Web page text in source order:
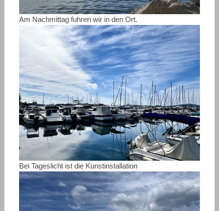
Am Nachmittag fuhren wir in den Ort.
Bei Tageslicht ist die Kunstinstallation